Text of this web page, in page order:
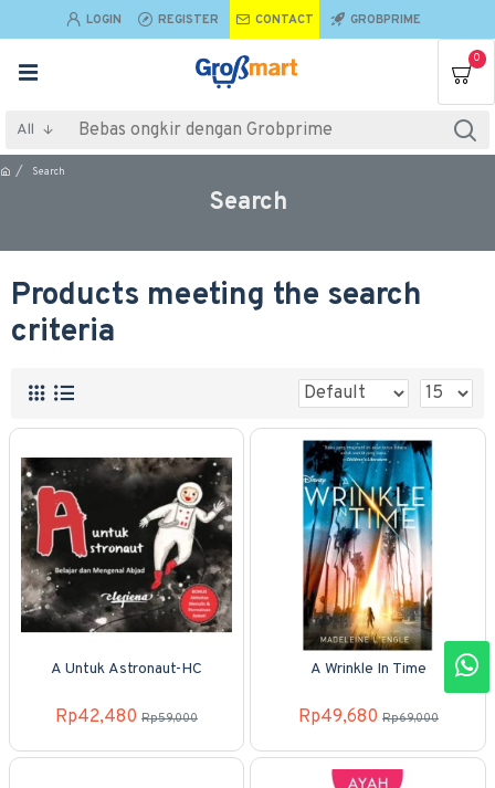
LOGIN REGISTER CONTACT GROBPRIME
0
All
Search
Search
Products meeting the search
criteria
A Untuk Astronaut-HC
Rp42,480 Rp59,000
A Wrinkle In Time
Rp49,680 Rp69,000